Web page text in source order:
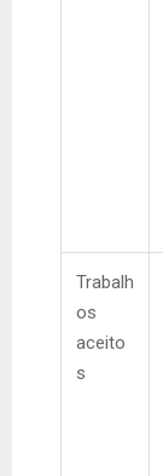
Trabalh
os
aceito
s